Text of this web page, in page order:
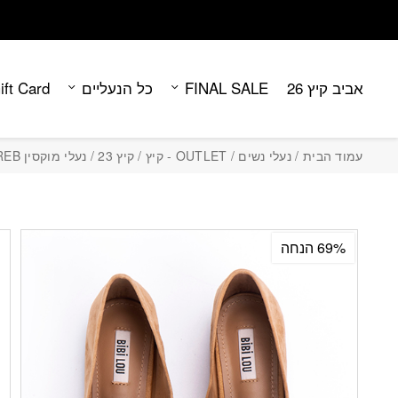
אביב קיץ 26 FINAL SALE כל הנעליים Card
עמוד הבית / נעלי נשים / OUTLET - קיץ / קיץ 23 / נעלי מוקסין ZAGREB
69% הנחה